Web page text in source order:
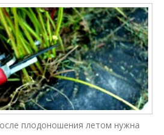
плодоношения летом нужна